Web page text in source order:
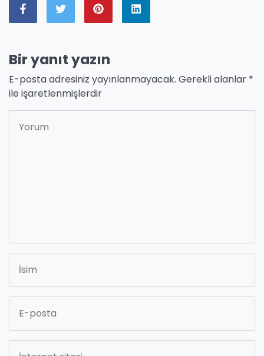
Bir yanıt yazın
E-posta adresiniz yayınlanmayacak. Gerekli alanlar *
ile işaretlenmişlerdir